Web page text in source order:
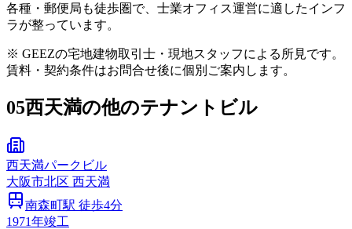
各種・郵便局も徒歩圏で、士業オフィス運営に適したインフ
ラが整っています。
※ GEEZの宅地建物取引士・現地スタッフによる所見です。
賃料・契約条件はお問合せ後に個別ご案内します。
05西天満の他のテナントビル
西天満パークビル
大阪市北区 西天満
南森町駅 徒歩4分
1971年竣工